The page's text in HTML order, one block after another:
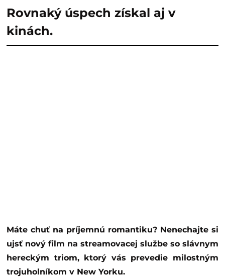
Rovnaký úspech získal aj v
kinách.
Máte chuť na príjemnú romantiku? Nenechajte si
ujsť nový film na streamovacej službe so slávnym
hereckým triom, ktorý vás prevedie milostným
trojuholníkom v New Yorku.